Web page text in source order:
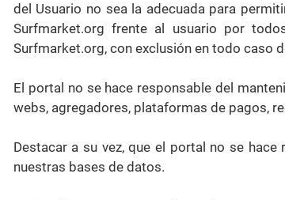
del Usuario no sea la adecuada para
Surfmarket.org frente al usuario por
Surfmarket.org, con exclusión en todo caso
El portal no se hace responsable del
webs, agregadores, plataformas de pagos,
Destacar a su vez, que el portal no se
nuestras bases de datos.